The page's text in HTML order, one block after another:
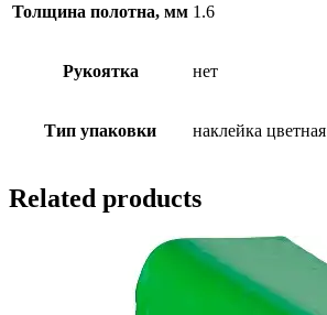
Толщина полотна, мм 1.6
Рукоятка нет
Тип упаковки наклейка цветная
Related products